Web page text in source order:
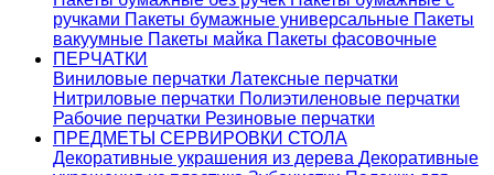
ручками Пакеты бумажные универсальные Пакеты
вакуумные Пакеты майка Пакеты фасовочные
ПЕРЧАТКИ
Виниловые перчатки Латексные перчатки
Нитриловые перчатки Полиэтиленовые перчатки
Рабочие перчатки Резиновые перчатки
ПРЕДМЕТЫ СЕРВИРОВКИ СТОЛА
Декоративные украшения из дерева Декоративные